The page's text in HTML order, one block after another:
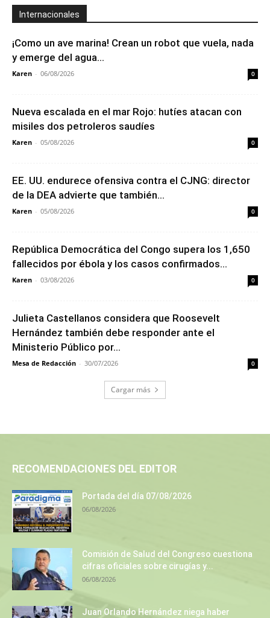
Internacionales
¡Como un ave marina! Crean un robot que vuela, nada
y emerge del agua...
Karen - 06/08/2026 0
Nueva escalada en el mar Rojo: hutíes atacan con
misiles dos petroleros saudíes
Karen - 05/08/2026 0
EE. UU. endurece ofensiva contra el CJNG: director
de la DEA advierte que también...
Karen - 05/08/2026 0
República Democrática del Congo supera los 1,650
fallecidos por ébola y los casos confirmados...
Karen - 03/08/2026 0
Julieta Castellanos considera que Roosevelt
Hernández también debe responder ante el
Ministerio Público por...
Mesa de Redacción - 30/07/2026 0
Cargar más
RECOMENDACIONES DEL EDITOR
Portada del día 07/08/2026
06/08/2026
Comisión de Salud del Congreso cuestiona
cifras oficiales sobre cirugías y...
06/08/2026
Juan Orlando Hernández niega haber